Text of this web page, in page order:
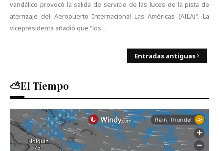
vandálico provocó la salida de servicio de las luces de la pista de
aterrizaje del Aeropuerto Internacional Las Américas (AILA)". La
vicepresidenta añadió que "los…
Entradas antiguas
⛅El Tiempo